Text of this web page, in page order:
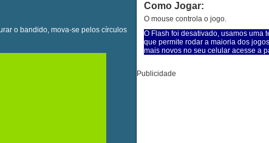
o bandido, mova-se pelos círculos
Como Jogar:
O mouse controla o jogo.
O Flash foi desativado, usamos uma
que permite rodar a maioria dos
mais novos no seu celular acesse a
Publicidade